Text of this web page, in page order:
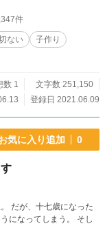
して最強の妖狐も同じ
れる。
件
ない
子作り
数 1
文字数 251,150
登録日 2021.06.09
気に入り追加 0
だが、十七歳になった
になってしまう。 そし